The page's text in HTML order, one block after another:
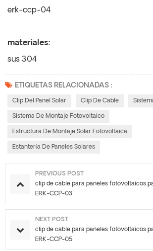
erk-ccp-04
materiales:
sus 304
ETIQUETAS RELACIONADAS :
Clip Del Panel Solar Clip De Cable
Sistema De Montaje Fotovoltaico
Estructura De Montaje Solar Fotovoltaica
Estantería De Paneles Solares
PREVIOUS POST
clip de cable para paneles fotovoltaicos
ERK-CCP-03
NEXT POST
clip de cable para paneles fotovoltaicos
ERK-CCP-05